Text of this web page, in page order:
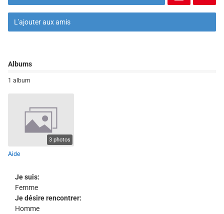
L'ajouter aux amis
Albums
1 album
3 photos
Aide
Je suis:
Femme
Je désire rencontrer:
Homme